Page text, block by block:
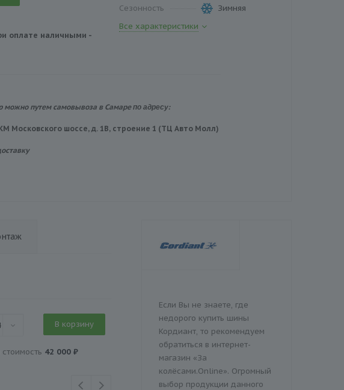
оплате наличными -
Сезонность
Зимняя
Все характеристики
можно путем самовывоза в Самарепо адресу:
Московского шоссе, д. 1В, строение 1 (ТЦ Авто Молл)
42 000 ₽
В корзину
Если Вы не знаете, где
недорого купить шины
Кордиант, то рекомендуем
обратиться в интернет-
магазин «За
колёсами.Online». Огромный
выбор продукции данного